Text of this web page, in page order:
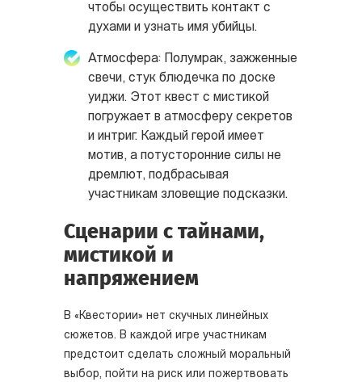
чтобы осуществить контакт с
духами и узнать имя убийцы.
Атмосфера: Полумрак, зажженные
свечи, стук блюдечка по доске
уиджи. Этот квест с мистикой
погружает в атмосферу секретов
и интриг. Каждый герой имеет
мотив, а потусторонние силы не
дремлют, подбрасывая
участникам зловещие подсказки.
Сценарии с тайнами,
мистикой и
напряжением
В «Квестории» нет скучных линейных
сюжетов. В каждой игре участникам
предстоит сделать сложный моральный
выбор, пойти на риск или пожертвовать